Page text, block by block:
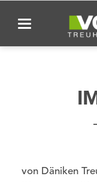
von Däniken